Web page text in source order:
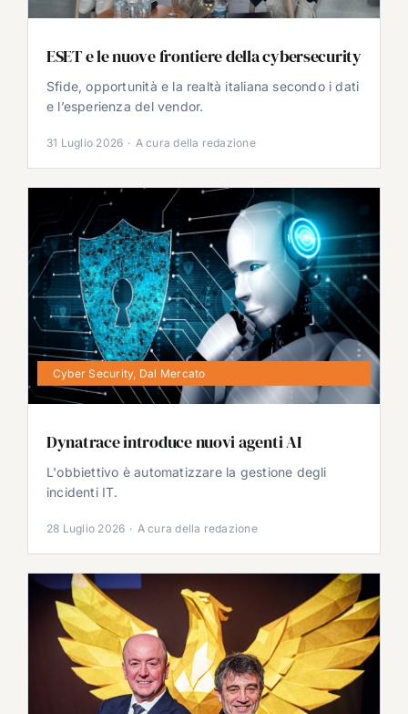
ESET e le nuove frontiere della cybersecurity
Sfide, opportunità e la realtà italiana secondo i dati
e l’esperienza del vendor.
31 Luglio 2026 · A cura della redazione
Cyber Security, Dal Mercato
Dynatrace introduce nuovi agenti AI
L'obbiettivo è automatizzare la gestione degli
incidenti IT.
28 Luglio 2026 · A cura della redazione